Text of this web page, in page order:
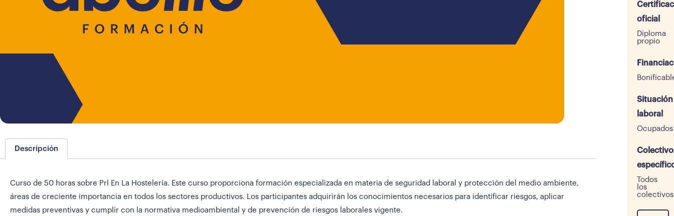
Descripción
Curso de 50 horas sobre Prl En La Hostelería. Este curso proporciona formación especializada en materia de seguridad laboral y protección del medio ambiente,
áreas de creciente importancia en todos los sectores productivos. Los participantes adquirirán los conocimientos necesarios para identificar riesgos, aplicar
medidas preventivas y cumplir con la normativa medioambiental y de prevención de riesgos laborales vigente.
oficial
Diploma
propio
Situación
laboral
Ocupados
Todos
los
colectivos